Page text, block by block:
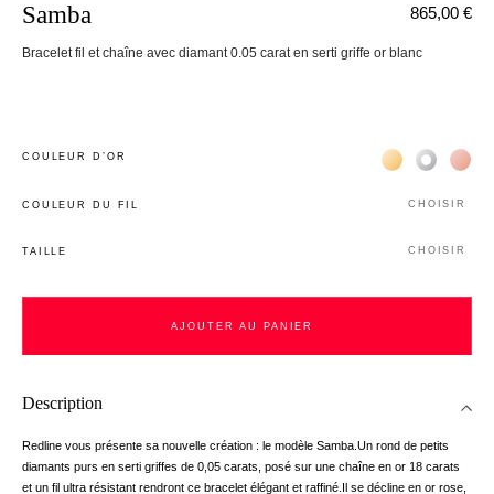
Samba
Bracelet fil et chaîne avec diamant 0.05 carat en serti griffe or blanc
865,00 €
COULEUR D’OR Жёлтое золото
Белое
COULEUR DU FIL CHOISIR
TAILLE CHOISIR
AJOUTER AU PANIER
Description
Redline vous présente sa nouvelle création : le modèle Samba.Un rond de petits
diamants purs en serti griffes de 0,05 carats, posé sur une chaîne en or 18 carats
et un fil ultra résistant rendront ce bracelet élégant et raffiné.Il se décline en or rose,